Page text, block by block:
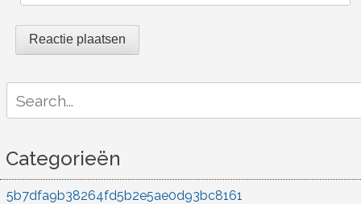
for:
Categorieën
5b7dfa9b38264fd5b2e5ae0d93bc8161